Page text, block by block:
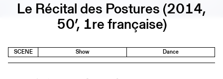
Le Récital des Postures (2014,
50’, 1re française)
SCENE Show Dance